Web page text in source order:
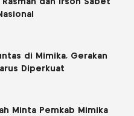
di Mimika, Gerakan
Diperkuat
Minta Pemkab Mimika